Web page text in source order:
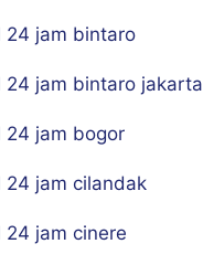
24 jam bintaro
24 jam bintaro jakarta
24 jam bogor
24 jam cilandak
24 jam cinere